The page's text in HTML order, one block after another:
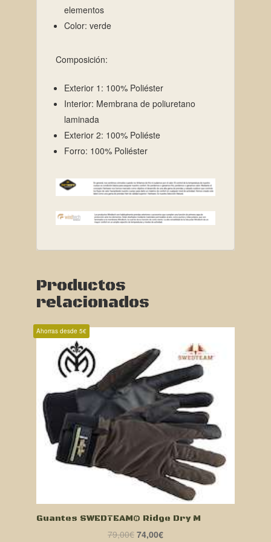
elementos
Color: verde
Composición:
Exterior 1: 100% Poliéster
Interior: Membrana de poliuretano
laminada
Exterior 2: 100% Poliéste
Forro: 100% Poliéster
Productos
relacionados
Ahorras desde 5€
Guantes SWEDTEAM® Ridge Dry M
79,00€ El
74,00€El